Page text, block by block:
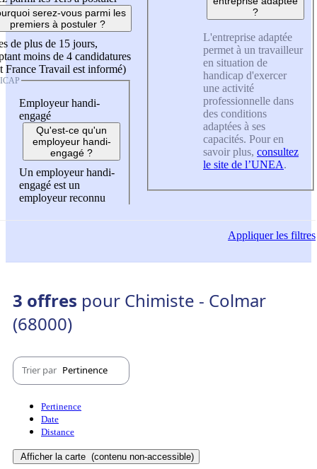
serez-vous parmi les
premiers à postuler ?
de plus de 15 jours,
moins de 4 candidatures
France Travail est informé)
Employeur handi-
engagé
Qu'est-ce qu'un
employeur handi-
engagé ?
Un employeur handi-
engagé est un
employeur reconnu
?
L'entreprise adaptée
permet à un travailleur
en situation de
handicap d'exercer
une activité
professionnelle dans
des conditions
adaptées à ses
capacités. Pour en
savoir plus, consultez
le site de l’UNEA.
Appliquerles filtres
3 offres pour Chimiste - Colmar
(68000)
Trier par Pertinence
Pertinence
Date
Distance
Afficher la carte (contenu non-accessible)